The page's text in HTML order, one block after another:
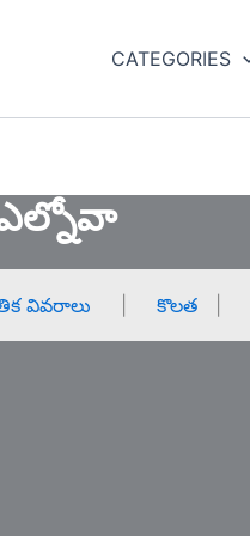
CATEGORIES
ఎల్నోవా
వివరాలు కొలత|